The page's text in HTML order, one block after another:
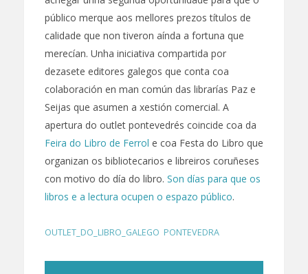
público merque aos mellores prezos títulos de
calidade que non tiveron aínda a fortuna que
merecían. Unha iniciativa compartida por
dezasete editores galegos que conta coa
colaboración en man común das librarías Paz e
Seijas que asumen a xestión comercial. A
apertura do outlet pontevedrés coincide coa da
Feira do Libro de Ferrol e coa Festa do Libro que
organizan os bibliotecarios e libreiros coruñeses
con motivo do día do libro. Son días para que os
libros e a lectura ocupen o espazo público.
OUTLET_DO_LIBRO_GALEGO PONTEVEDRA